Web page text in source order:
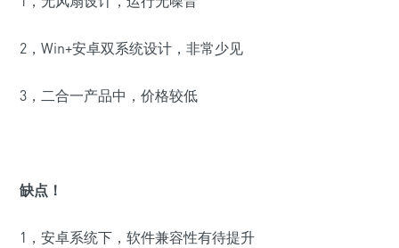
2 ，Win+安卓双系统设计，非常少见
3 ， 二合一产品中，价格较低
缺点！
1 ，安卓系统下，软件兼容性有待提升